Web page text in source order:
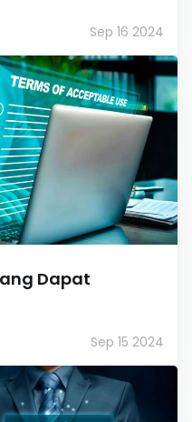
Sep 16 2024
Dapat
Sep 15 2024